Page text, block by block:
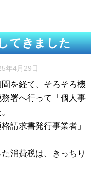
てきました
年4月29日
を経て、そろそろ機
署へ行って「個人事
請求書発行事業者」
消費税は、きっちり